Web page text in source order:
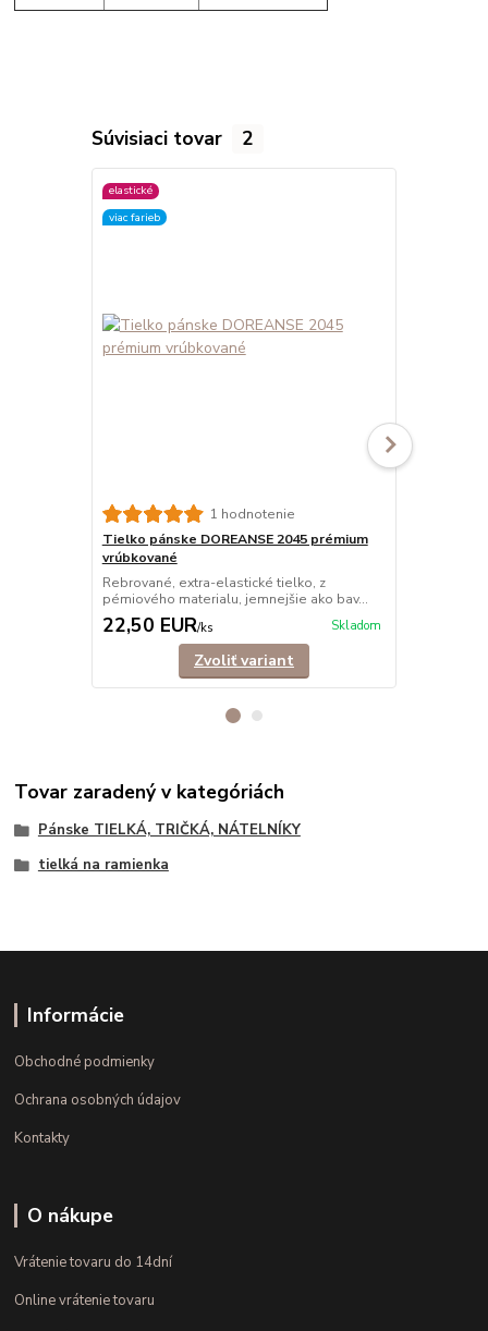
Súvisiaci tovar 2
elastické
viac farieb
1 hodnotenie
Tielko pánske DOREANSE 2045 prémium
vrúbkované
Rebrované, extra-elastické tielko, z
pémiového materialu, jemnejšie ako bav...
22,50 EUR/ks Skladom
Zvoliť variant
Tovar zaradený v kategóriách
Pánske TIELKÁ, TRIČKÁ, NÁTELNÍKY
tielká na ramienka
Informácie
Obchodné podmienky
Ochrana osobných údajov
Kontakty
O nákupe
Vrátenie tovaru do 14dní
Online vrátenie tovaru